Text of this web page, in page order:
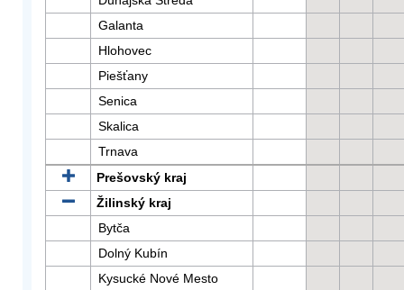
Galanta
Hlohovec
Piešťany
Senica
Skalica
Trnava
Prešovský kraj
Žilinský kraj
Bytča
Dolný Kubín
Kysucké Nové Mesto